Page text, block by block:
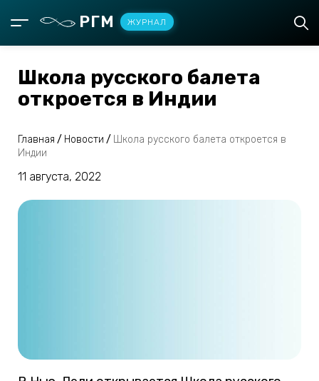
РГМ ЖУРНАЛ
Школа русского балета
откроется в Индии
Главная / Новости / Школа русского балета откроется в
Индии
11 августа, 2022